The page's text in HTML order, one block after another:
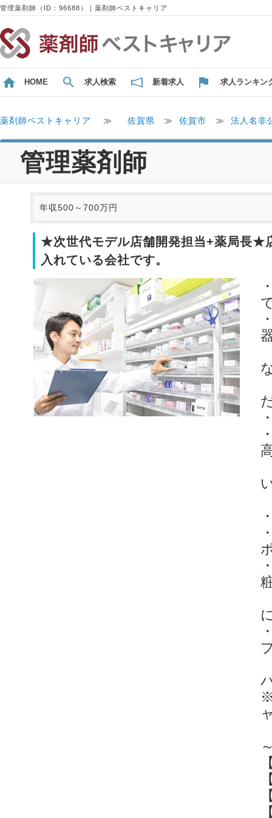
管理薬剤師（ID：96688）｜薬剤師ベストキャリア
HOME 求人検索 新着求人 求人ランキン
薬剤師ベストキャリア ≫ 佐賀県 ≫ 佐賀市 ≫ 法人名非
管理薬剤師
年収500～700万円
★次世代モデル店舗開発担当+薬局長★
入れている会社です。